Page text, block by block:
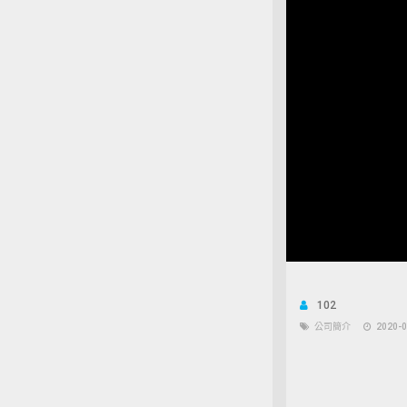
102
公司簡介 2020-